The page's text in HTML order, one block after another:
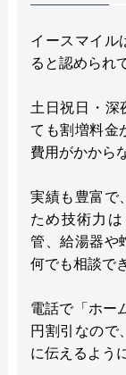
イースマイル
ると認められ
土日祝日・深
ても割増料金
費用がかから
実績も豊富で
ため技術力
管、給湯器や
何でも相談で
電話で「ホー
円割引なので
に伝えるよう